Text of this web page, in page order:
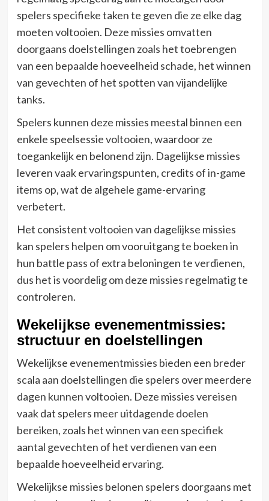
spelers specifieke taken te geven die ze elke dag
moeten voltooien. Deze missies omvatten
doorgaans doelstellingen zoals het toebrengen
van een bepaalde hoeveelheid schade, het winnen
van gevechten of het spotten van vijandelijke
tanks.
Spelers kunnen deze missies meestal binnen een
enkele speelsessie voltooien, waardoor ze
toegankelijk en belonend zijn. Dagelijkse missies
leveren vaak ervaringspunten, credits of in-game
items op, wat de algehele game-ervaring
verbetert.
Het consistent voltooien van dagelijkse missies
kan spelers helpen om vooruitgang te boeken in
hun battle pass of extra beloningen te verdienen,
dus het is voordelig om deze missies regelmatig te
controleren.
Wekelijkse evenementmissies:
structuur en doelstellingen
Wekelijkse evenementmissies bieden een breder
scala aan doelstellingen die spelers over meerdere
dagen kunnen voltooien. Deze missies vereisen
vaak dat spelers meer uitdagende doelen
bereiken, zoals het winnen van een specifiek
aantal gevechten of het verdienen van een
bepaalde hoeveelheid ervaring.
Wekelijkse missies belonen spelers doorgaans met